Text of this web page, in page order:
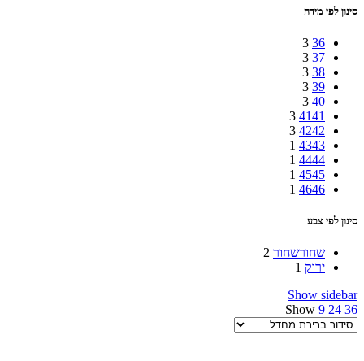
סינון לפי מידה
36
3
37
3
38
3
39
3
40
3
4141
3
4242
3
4343
1
4444
1
4545
1
4646
1
סינון לפי צבע
שחורשחור 2
ירוק 1
Show sidebar
Show 9 24 36